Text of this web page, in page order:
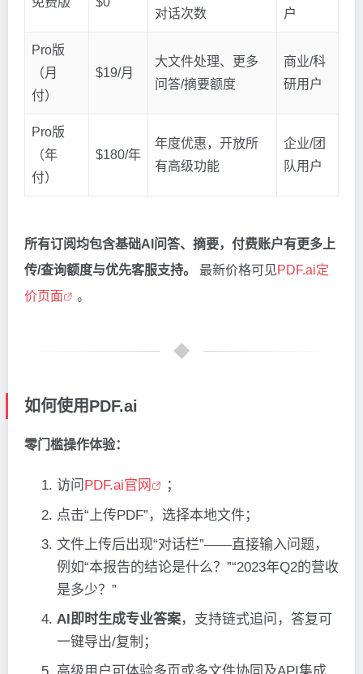
对话次数
户
Pro版
（月
付）
$19/月
大文件处理、更多
问答/摘要额度
商业/科
研用户
Pro版
（年
付）
$180/年
年度优惠，开放所
有高级功能
企业/团
队用户
所有订阅均包含基础AI问答、摘要，付费账户有更多上
传/查询额度与优先客服支持。
最新价格可见PDF.ai定
价页面
。
如何使用PDF.ai
零门槛操作体验：
访问 PDF.ai官网
；
点击“上传PDF”，选择本地文件；
文件上传后出现“对话栏”——直接输入问题，
例如“本报告的结论是什么？”“2023年Q2的营收
是多少？”
AI即时生成专业答案，支持链式追问，答复可
一键导出/复制；